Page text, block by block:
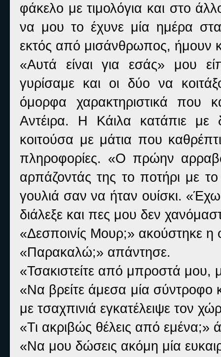
φάκελο με τιμολόγια και στο
να μου το έχυνε μία ημέρα
εκτός από μισάνθρωπος, ήμουν
«Αυτά είναι για εσάς» μου
γυρίσαμε και οι δύο να
όμορφα χαρακτηριστικά που
Αντέιρα. Η Κάιλα κατάπιε με
κοιτούσα με μάτια που
πληροφορίες. «Ο πρώην
αρπάζοντάς της το ποτήρι με
γουλιά σαν να ήταν ουίσκι.
διάλεξε και πες μου δεν
«Δεσποινίς Μουρ;» ακούστηκε
«Παρακαλώ;» απάντησε.
«Τσακιστείτε από μπροστά
«Να βρείτε άμεσα μία σύντροφο
με τσαχπινιά εγκατέλειψε τον
«Τι ακριβώς θέλεις από εμένα;»
«Να μου δώσεις ακόμη μία